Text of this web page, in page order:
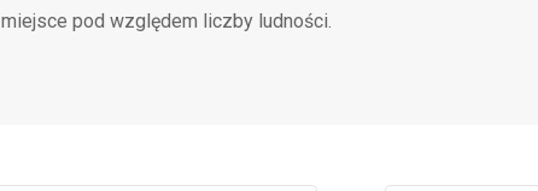
miejsce pod względem liczby ludności.